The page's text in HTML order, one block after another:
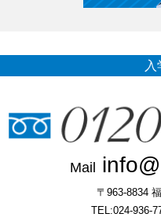
入
Mail
〒963-8834
TEL:024-936-